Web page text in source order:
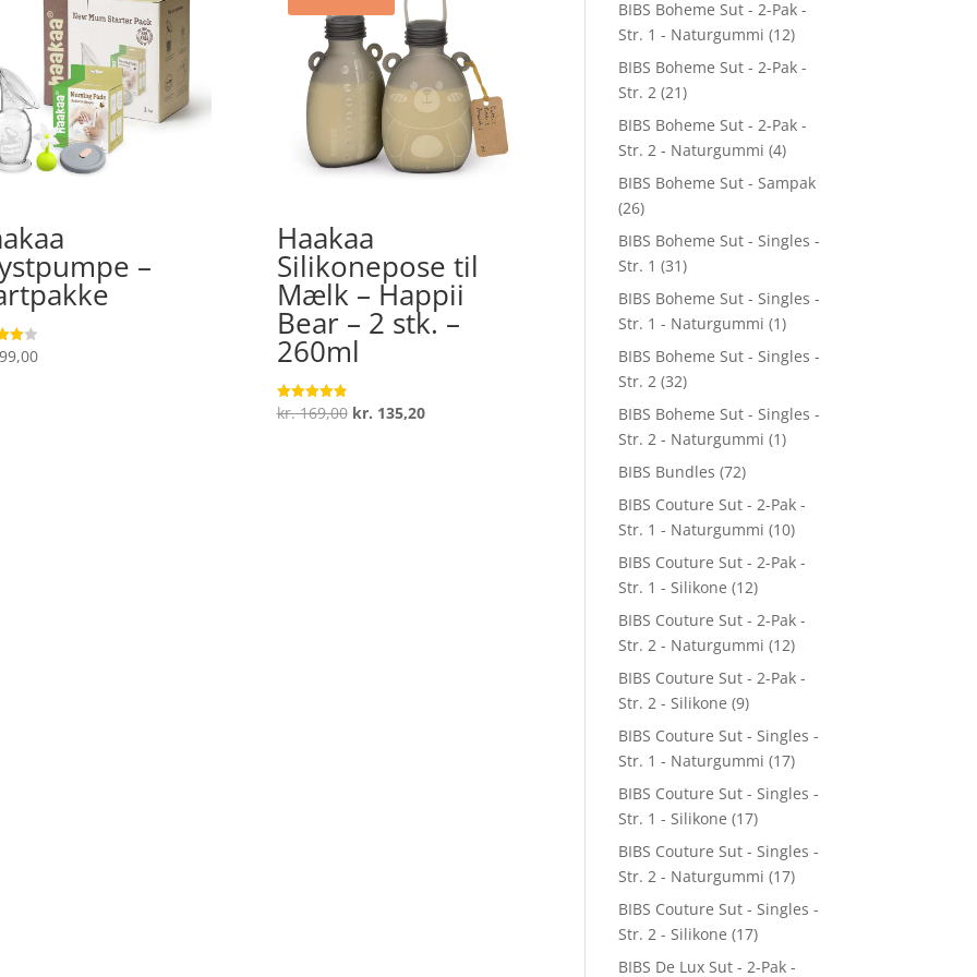
–
Haakaa
Silikonepose til
Mælk – Happii
Bear – 2 stk. –
260ml
Vurderet
4.9
kr.169,00 Den
kr. 135,20Den
BIBS Boheme Sut - 2-Pak -
Str. 1 - Naturgummi (12)
BIBS Boheme Sut - 2-Pak -
Str. 2 (21)
BIBS Boheme Sut - 2-Pak -
Str. 2 - Naturgummi (4)
BIBS Boheme Sut - Sampak
(26)
BIBS Boheme Sut - Singles -
Str. 1 (31)
BIBS Boheme Sut - Singles -
Str. 1 - Naturgummi (1)
BIBS Boheme Sut - Singles -
Str. 2 (32)
BIBS Boheme Sut - Singles -
Str. 2 - Naturgummi (1)
BIBS Bundles (72)
BIBS Couture Sut - 2-Pak -
Str. 1 - Naturgummi (10)
BIBS Couture Sut - 2-Pak -
Str. 1 - Silikone (12)
BIBS Couture Sut - 2-Pak -
Str. 2 - Naturgummi (12)
BIBS Couture Sut - 2-Pak -
Str. 2 - Silikone (9)
BIBS Couture Sut - Singles -
Str. 1 - Naturgummi (17)
BIBS Couture Sut - Singles -
Str. 1 - Silikone (17)
BIBS Couture Sut - Singles -
Str. 2 - Naturgummi (17)
BIBS Couture Sut - Singles -
Str. 2 - Silikone (17)
BIBS De Lux Sut - 2-Pak -